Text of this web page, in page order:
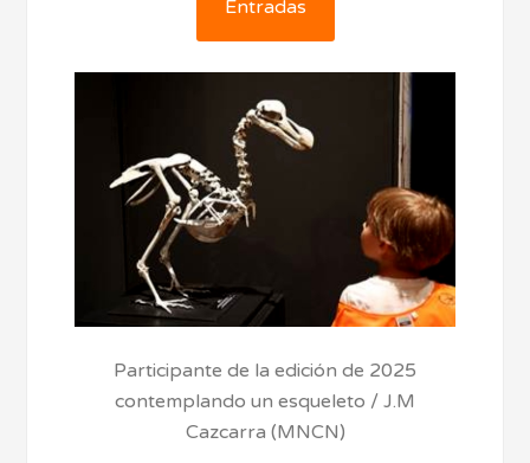
Entradas
Participante de la edición de 2025
contemplando un esqueleto / J.M
Cazcarra (MNCN)